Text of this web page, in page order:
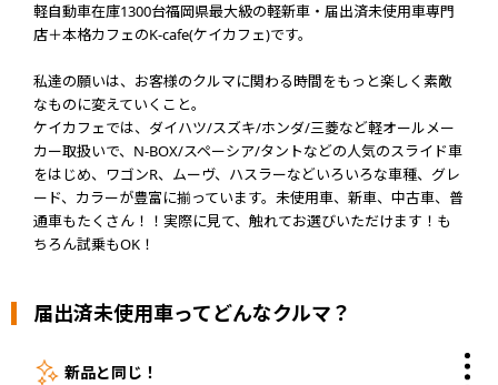
軽自動車在庫1300台福岡県最大級の軽新車・届出済未使用車専門
店＋本格カフェのK-cafe(ケイカフェ)です。
私達の願いは、お客様のクルマに関わる時間をもっと楽しく素敵
なものに変えていくこと。
ケイカフェでは、ダイハツ/スズキ/ホンダ/三菱など軽オールメー
カー取扱いで、N-BOX/スペーシア/タントなどの人気のスライド車
をはじめ、ワゴンR、ムーヴ、ハスラーなどいろいろな車種、グレ
ード、カラーが豊富に揃っています。未使用車、新車、中古車、普
通車もたくさん！！実際に見て、触れてお選びいただけます！も
ちろん試乗もOK！
届出済未使用車ってどんなクルマ？
新品と同じ！